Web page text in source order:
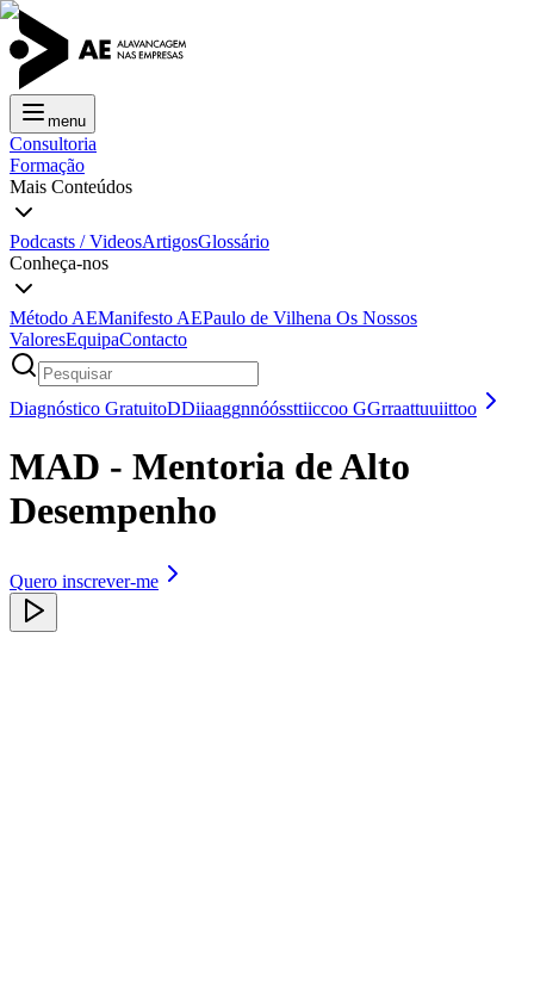
menu
Consultoria
Formação
Mais Conteúdos
Podcasts / VideosArtigosGlossário
Conheça-nos
Método AEManifesto AEPaulo de Vilhena Os Nossos
ValoresEquipaContacto
Diagnóstico GratuitoDDiiaaggnnóóssttiiccoo GGrraattuuiittoo
MAD - Mentoria de Alto
Desempenho
Quero inscrever-me